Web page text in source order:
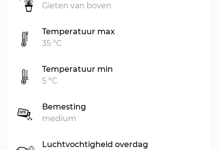
Gieten van boven
Temperatuur max
35 °C
Temperatuur min
5 °C
Bemesting
medium
Luchtvochtigheid overdag